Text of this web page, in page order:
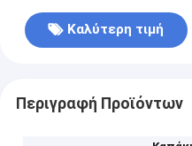
Καλύτερη τιμή
Περιγραφή Προϊόντων